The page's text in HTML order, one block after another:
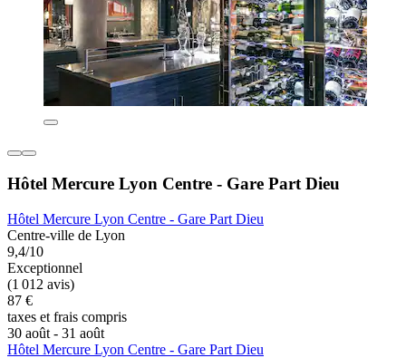
Hôtel Mercure Lyon Centre - Gare Part Dieu
Hôtel Mercure Lyon Centre - Gare Part Dieu
Centre-ville de Lyon
9,4/10
Exceptionnel
(1 012 avis)
87 €
taxes et frais compris
30 août - 31 août
Hôtel Mercure Lyon Centre - Gare Part Dieu